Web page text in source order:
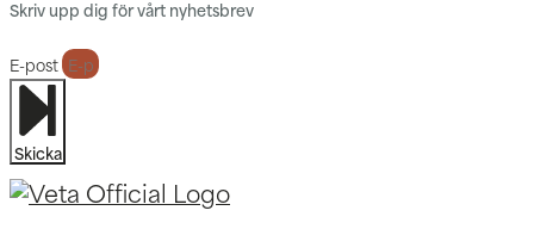
Skriv upp dig för vårt nyhetsbrev
E-post
Skicka